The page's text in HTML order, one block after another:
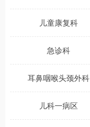
儿童康复科
急诊科
耳鼻咽喉头颈外科
儿科一病区